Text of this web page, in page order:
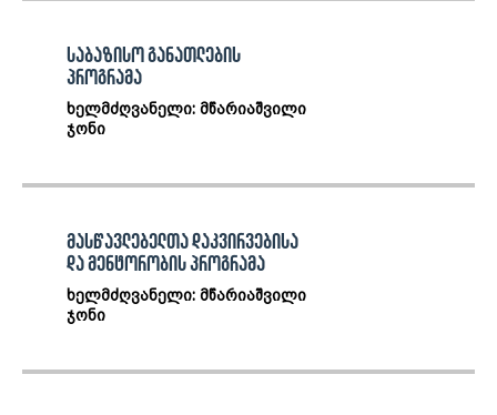
საბაზისო განათლების
პროგრამა
ხელმძღვანელი: მწარიაშვილი
ჯონი
მასწავლებელთა დაკვირვებისა
და მენტორობის პროგრამა
ხელმძღვანელი: მწარიაშვილი
ჯონი